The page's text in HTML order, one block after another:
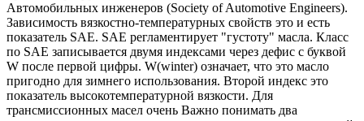
Автомобильных инженеров (Society of Automotive Engineers).
Зависимость вязкостно-температурных свойств это и есть
показатель SAE. SAE регламентирует "густоту" масла. Класс
по SAE записывается двумя индексами через дефис с буквой
W после первой цифры. W(winter) означает, что это масло
пригодно для зимнего использования. Второй индекс это
показатель высокотемпературной вязкости. Для
трансмиссионных масел очень Важно понимать два